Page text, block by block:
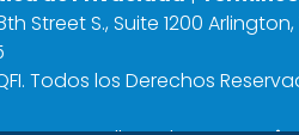
Street S., Suite 1200
Todos los Derechos